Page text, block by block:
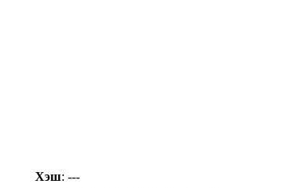
Хэш: ---